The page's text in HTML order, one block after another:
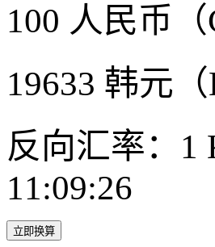
100 人民币
19633 韩元（
反向汇率：1
11:09:26
立即换算